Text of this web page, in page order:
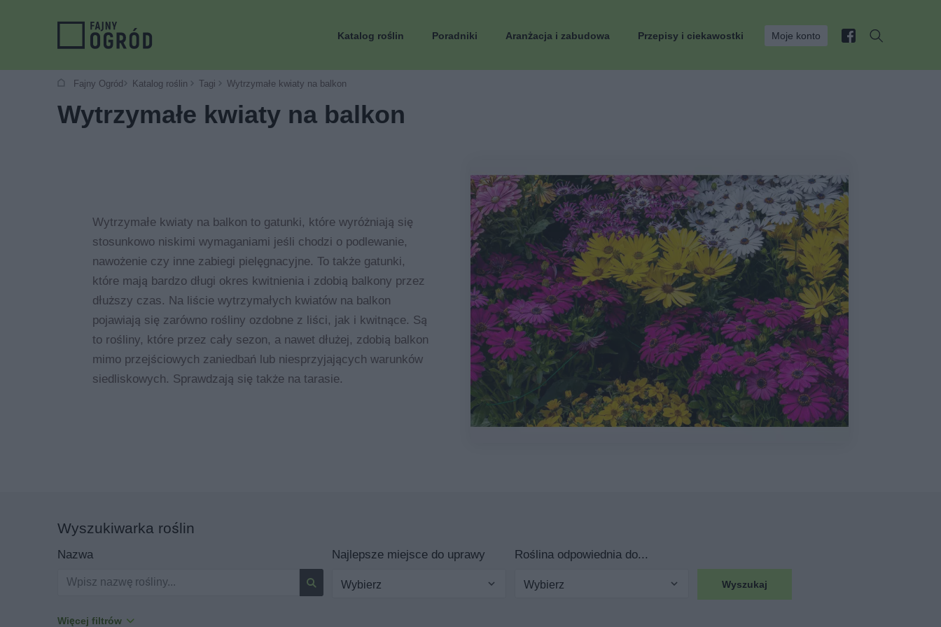
Katalog roślin Poradniki Aranżacja i zabudowa Przepisy i ciekawostki Moje konto
Fajny Ogród Katalog roślin Tagi Wytrzymałe kwiaty na balkon
Wytrzymałe kwiaty na balkon
Wytrzymałe kwiaty na balkon to gatunki, które wyróżniają się
stosunkowo niskimi wymaganiami jeśli chodzi o podlewanie,
nawożenie czy inne zabiegi pielęgnacyjne. To także gatunki,
które mają bardzo długi okres kwitnienia i zdobią balkony przez
dłuższy czas. Na liście wytrzymałych kwiatów na balkon
pojawiają się zarówno rośliny ozdobne z liści, jak i kwitnące. Są
to rośliny, które przez cały sezon, a nawet dłużej, zdobią balkon
mimo przejściowych zaniedbań lub niesprzyjających warunków
siedliskowych. Sprawdzają się także na tarasie.
Wyszukiwarka roślin
Nazwa Najlepsze miejsce do uprawy
Wybierz
Roślina odpowiednia do...
Wybierz Wyszukaj
Więcej filtrów